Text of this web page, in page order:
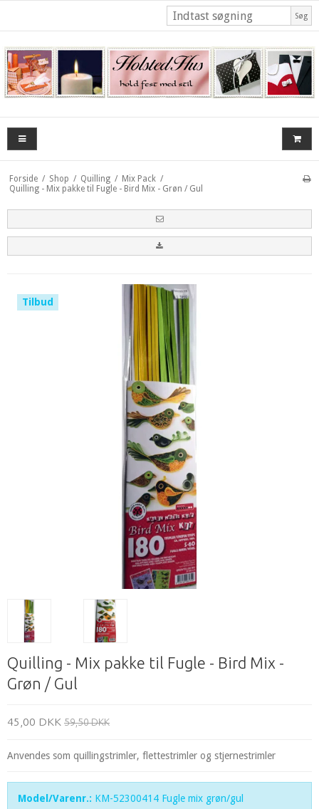
Søg
Forside / Shop / Quilling / Mix Pack /
Quilling - Mix pakke til Fugle - Bird Mix - Grøn / Gul
Tilbud
Quilling - Mix pakke til Fugle - Bird Mix -
Grøn / Gul
45,00 DKK 59,50 DKK
Anvendes som quillingstrimler, flettestrimler og stjernestrimler
Model/Varenr.: KM-52300414 Fugle mix grøn/gul